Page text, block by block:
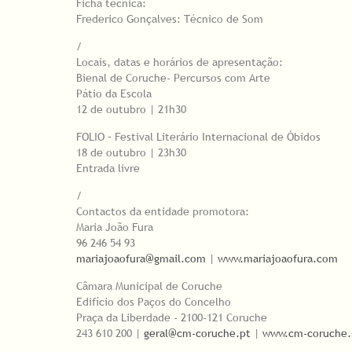
Ficha técnica:
Frederico Gonçalves: Técnico de Som
/
Locais, datas e horários de apresentação:
Bienal de Coruche- Percursos com Arte
Pátio da Escola
12 de outubro | 21h30
FOLIO – Festival Literário Internacional de Óbidos
18 de outubro | 23h30
Entrada livre
/
Contactos da entidade promotora:
Maria João Fura
96 246 54 93
mariajoaofura@gmail.com | www.mariajoaofura.com
Câmara Municipal de Coruche
Edifício dos Paços do Concelho
Praça da Liberdade - 2100-121 Coruche
243 610 200 | geral@cm-coruche.pt | www.cm-